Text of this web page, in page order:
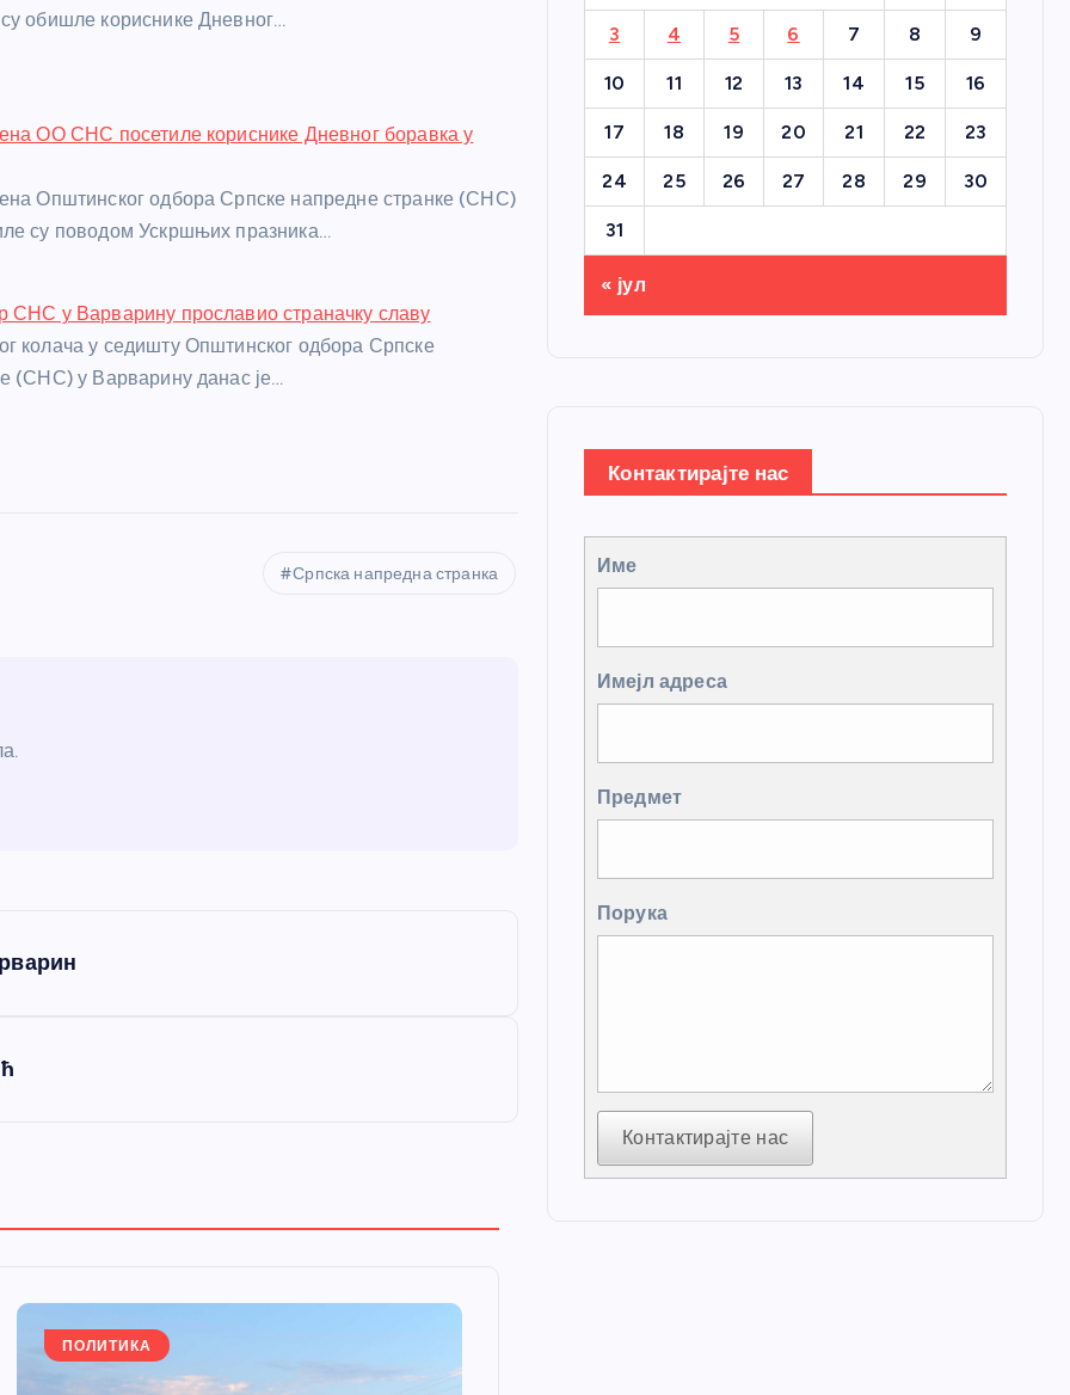
обишле кориснике Дневног…
ОО СНС посетиле кориснике Дневног боравка у
Општинског одбора Српске напредне странке (СНС)
су поводом Ускршњих празника…
СНС у Варварину прославио страначку славу
колача у седишту Општинског одбора Српске
(СНС) у Варварину данас је…
Српска напредна странка
ПОЛИТИКА
3 4 5 6 7 8 9
10 11 12 13 14 15 16
17 18 19 20 21 22 23
24 25 26 27 28 29 30
31
« јул
Контактирајте нас
Име
Имејл адреса
Предмет
Порука
Контактирајте нас